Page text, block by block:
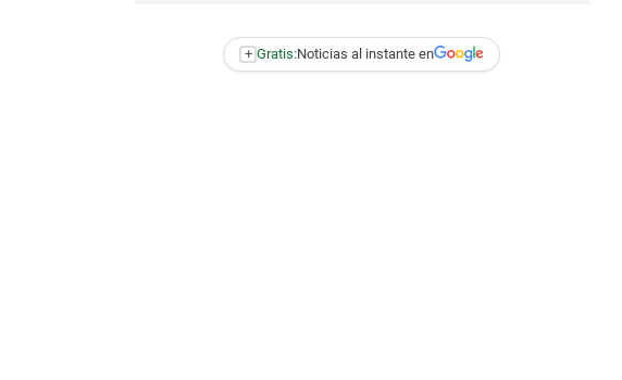
+ Gratis:Noticias al instante en